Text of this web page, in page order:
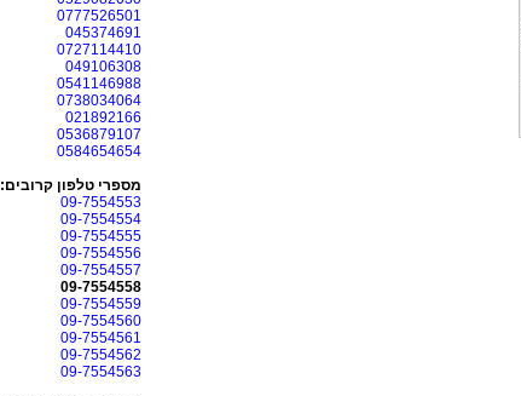
0777526501
045374691
0727114410
049106308
0541146988
0738034064
021892166
0536879107
0584654654
מספרי טלפון קרובים:
09-7554553
09-7554554
09-7554555
09-7554556
09-7554557
09-7554558
09-7554559
09-7554560
09-7554561
09-7554562
09-7554563